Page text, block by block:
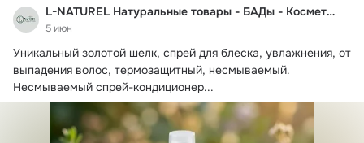
L-NATUREL Натуральные товары - БАДы - Косметика
5 июн
Уникальный золотой шелк, спрей для блеска, увлажнения, от
выпадения волос, термозащитный, несмываемый.
Несмываемый спрей-кондиционер...